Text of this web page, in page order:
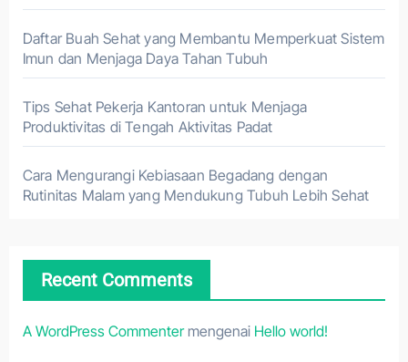
Daftar Buah Sehat yang Membantu Memperkuat Sistem
Imun dan Menjaga Daya Tahan Tubuh
Tips Sehat Pekerja Kantoran untuk Menjaga
Produktivitas di Tengah Aktivitas Padat
Cara Mengurangi Kebiasaan Begadang dengan
Rutinitas Malam yang Mendukung Tubuh Lebih Sehat
Recent Comments
A WordPress Commentermengenai Hello world!